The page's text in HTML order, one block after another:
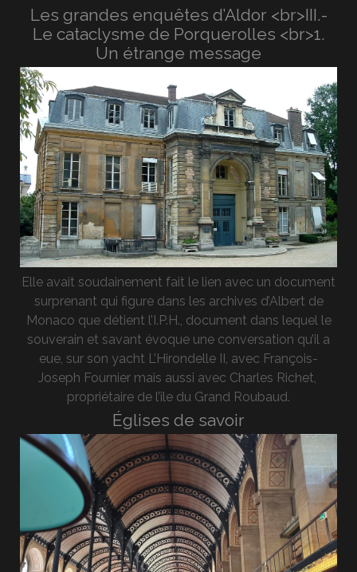
Les grandes enquêtes d’Aldor <br>III.-
Le cataclysme de Porquerolles <br>1.
Un étrange message
Elle avait soudainement fait le lien avec un document
surprenant qui figure dans les archives d’Albert de
Monaco que détient l’I.P.H., document dans lequel le
souverain et savant évoque une conversation qu’il a
eue, sur son yacht L’Hirondelle II, avec François-
Joseph Fournier mais aussi avec Charles Richet,
propriétaire de l’île du Grand Roubaud.
Églises de savoir